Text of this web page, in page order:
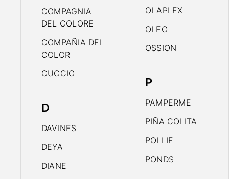
COMPAGNIA
DEL COLORE
COMPAÑIA DEL
COLOR
CUCCIO
D
DAVINES
DEYA
DIANE
OLAPLEX
OLEO
OSSION
P
PAMPERME
PIÑA COLITA
POLLIE
PONDS